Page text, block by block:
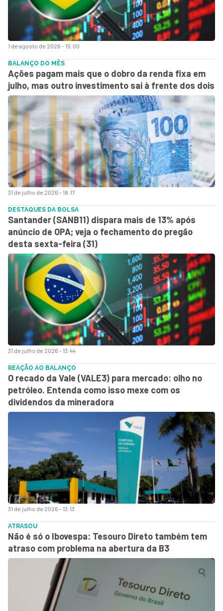
1 de agosto de 2026 - 15:00
31 de julho de 2026 - 18:17
BALANÇO DO MÊS
Ações pagam mais que o dobro da renda fixa em
julho, mas outro investimento sai à frente dos dois
31 de julho de 2026 - 13:44
DESTAQUES DA BOLSA
Santander (SANB11) dispara mais de 13% após
anúncio de OPA; veja o fechamento do pregão
desta sexta-feira (31)
31 de julho de 2026 - 13:13
REAÇÃO AO BALANÇO
O recado da Vale (VALE3) para mercado: olho no
petróleo. Entenda como isso mexe com os
dividendos da mineradora
ATRASOU
Não é só o Ibovespa: Tesouro Direto também tem
atraso com problema na abertura da B3